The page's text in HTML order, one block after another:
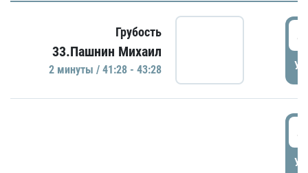
Грубость
33.Пашнин Михаил
2 минуты / 41:28 - 43:28